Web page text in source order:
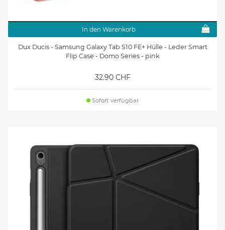
In den Warenkorb
Dux Ducis - Samsung Galaxy Tab S10 FE+ Hülle - Leder Smart
Flip Case - Domo Series - pink
32.90 CHF
Sofort verfügbar